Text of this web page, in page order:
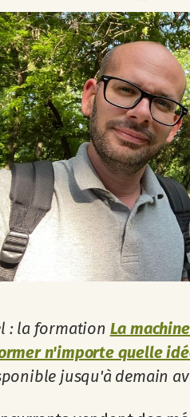
: la formation La
n'importe quelle
jusqu'à demain